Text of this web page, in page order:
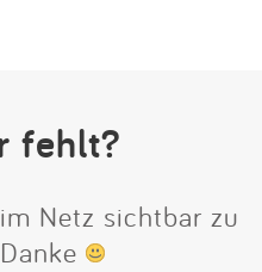
fehlt?
Netz sichtbar zu